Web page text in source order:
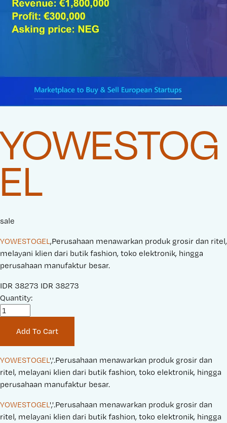
YOWESTOG
EL
sale
YOWESTOGEL,Perusahaan menawarkan produk grosir dan ritel,
melayani klien dari butik fashion, toko elektronik, hingga
perusahaan manufaktur besar.
S
a
r
i
c
e
IDR 38273 O
n
a
l
P
i
c
IDR 38273
Quantity:
Add To Cart
YOWESTOGEL ','.Perusahaan menawarkan produk grosir dan
ritel, melayani klien dari butik fashion, toko elektronik, hingga
perusahaan manufaktur besar.
YOWESTOGEL ','.Perusahaan menawarkan produk grosir dan
ritel, melayani klien dari butik fashion, toko elektronik, hingga